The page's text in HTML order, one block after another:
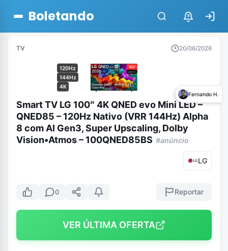
Boletando $
TV 20/06/2026
120Hz
144Hz
4K
Fernando H.
Smart TV LG 100″ 4K QNED evo Mini LED –
QNED85 – 120Hz Nativo (VRR 144Hz) Alpha
8 com AI Gen3, Super Upscaling, Dolby
Vision•Atmos – 100QNED85BS #anúncio
LG
0 Reportar
VER ÚLTIMA OFERTA